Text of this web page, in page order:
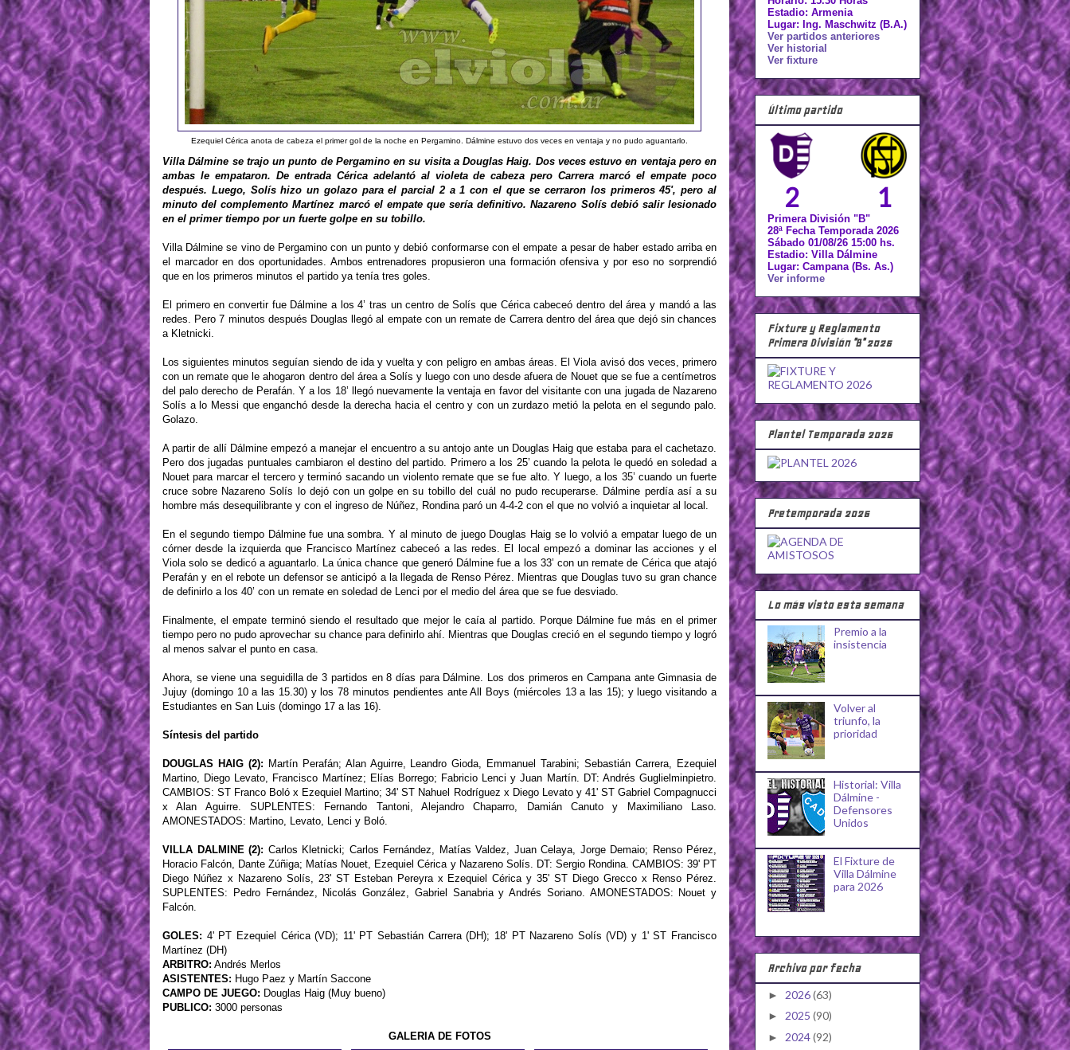
Ezequiel Cérica anota de cabeza el primer gol de la noche en Pergamino. Dálmine estuvo dos veces en ventaja y no pudo aguantarlo.
Villa Dálmine se trajo un punto de Pergamino en su visita a Douglas Haig. Dos veces estuvo en ventaja pero en
ambas le empataron. De entrada Cérica adelantó al violeta de cabeza pero Carrera marcó el empate poco
después. Luego, Solís hizo un golazo para el parcial 2 a 1 con el que se cerraron los primeros 45', pero al
minuto del complemento Martínez marcó el empate que sería definitivo. Nazareno Solís debió salir lesionado
en el primer tiempo por un fuerte golpe en su tobillo.
Villa Dálmine se vino de Pergamino con un punto y debió conformarse con el empate a pesar de haber estado arriba en
el marcador en dos oportunidades. Ambos entrenadores propusieron una formación ofensiva y por eso no sorprendió
que en los primeros minutos el partido ya tenía tres goles.
El primero en convertir fue Dálmine a los 4’ tras un centro de Solís que Cérica cabeceó dentro del área y mandó a las
redes. Pero 7 minutos después Douglas llegó al empate con un remate de Carrera dentro del área que dejó sin chances
a Kletnicki.
Los siguientes minutos seguían siendo de ida y vuelta y con peligro en ambas áreas. El Viola avisó dos veces, primero
con un remate que le ahogaron dentro del área a Solís y luego con uno desde afuera de Nouet que se fue a centímetros
del palo derecho de Perafán. Y a los 18’ llegó nuevamente la ventaja en favor del visitante con una jugada de Nazareno
Solís a lo Messi que enganchó desde la derecha hacia el centro y con un zurdazo metió la pelota en el segundo palo.
Golazo.
A partir de allí Dálmine empezó a manejar el encuentro a su antojo ante un Douglas Haig que estaba para el cachetazo.
Pero dos jugadas puntuales cambiaron el destino del partido. Primero a los 25’ cuando la pelota le quedó en soledad a
Nouet para marcar el tercero y terminó sacando un violento remate que se fue alto. Y luego, a los 35’ cuando un fuerte
cruce sobre Nazareno Solís lo dejó con un golpe en su tobillo del cuál no pudo recuperarse. Dálmine perdía así a su
hombre más desequilibrante y con el ingreso de Núñez, Rondina paró un 4-4-2 con el que no volvió a inquietar al local.
En el segundo tiempo Dálmine fue una sombra. Y al minuto de juego Douglas Haig se lo volvió a empatar luego de un
córner desde la izquierda que Francisco Martínez cabeceó a las redes. El local empezó a dominar las acciones y el
Viola solo se dedicó a aguantarlo. La única chance que generó Dálmine fue a los 33’ con un remate de Cérica que atajó
Perafán y en el rebote un defensor se anticipó a la llegada de Renso Pérez. Mientras que Douglas tuvo su gran chance
de definirlo a los 40’ con un remate en soledad de Lenci por el medio del área que se fue desviado.
Finalmente, el empate terminó siendo el resultado que mejor le caía al partido. Porque Dálmine fue más en el primer
tiempo pero no pudo aprovechar su chance para definirlo ahí. Mientras que Douglas creció en el segundo tiempo y logró
al menos salvar el punto en casa.
Ahora, se viene una seguidilla de 3 partidos en 8 días para Dálmine. Los dos primeros en Campana ante Gimnasia de
Jujuy (domingo 10 a las 15.30) y los 78 minutos pendientes ante All Boys (miércoles 13 a las 15); y luego visitando a
Estudiantes en San Luis (domingo 17 a las 16).
Síntesis del partido
DOUGLAS HAIG (2): Martín Perafán; Alan Aguirre, Leandro Gioda, Emmanuel Tarabini; Sebastián Carrera, Ezequiel
Martino, Diego Levato, Francisco Martínez; Elías Borrego; Fabricio Lenci y Juan Martín. DT: Andrés Guglielminpietro.
CAMBIOS: ST Franco Boló x Ezequiel Martino; 34' ST Nahuel Rodríguez x Diego Levato y 41' ST Gabriel Compagnucci
x Alan Aguirre. SUPLENTES: Fernando Tantoni, Alejandro Chaparro, Damián Canuto y Maximiliano Laso.
AMONESTADOS: Martino, Levato, Lenci y Boló.
VILLA DALMINE (2): Carlos Kletnicki; Carlos Fernández, Matías Valdez, Juan Celaya, Jorge Demaio; Renso Pérez,
Horacio Falcón, Dante Zúñiga; Matías Nouet, Ezequiel Cérica y Nazareno Solís. DT: Sergio Rondina. CAMBIOS: 39' PT
Diego Núñez x Nazareno Solís, 23' ST Esteban Pereyra x Ezequiel Cérica y 35' ST Diego Grecco x Renso Pérez.
SUPLENTES: Pedro Fernández, Nicolás González, Gabriel Sanabria y Andrés Soriano. AMONESTADOS: Nouet y
Falcón.
GOLES: 4' PT Ezequiel Cérica (VD); 11' PT Sebastián Carrera (DH); 18' PT Nazareno Solís (VD) y 1' ST Francisco
Martínez (DH)
ARBITRO: Andrés Merlos
ASISTENTES: Hugo Paez y Martín Saccone
CAMPO DE JUEGO: Douglas Haig (Muy bueno)
PUBLICO: 3000 personas
GALERIA DE FOTOS
Estadio: Armenia
Lugar: Ing. Maschwitz (B.A.)
Ver partidos anteriores
Ver historial
Ver fixture
Último partido
2 1
Primera División "B"
28ª Fecha Temporada 2026
Sábado 01/08/26 15:00 hs.
Estadio: Villa Dálmine
Lugar: Campana (Bs. As.)
Ver informe
Fixture y Reglamento
Primera División "B" 2026
Plantel Temporada 2026
Pretemporada 2026
Lo más visto esta semana
Premio a la
insistencia
Volver al
triunfo, la
prioridad
Historial: Villa
Dálmine -
Defensores
Unidos
El Fixture de
Villa Dálmine
para 2026
Archivo por fecha
► 2026(63)
► 2025 (90)
► 2024(92)